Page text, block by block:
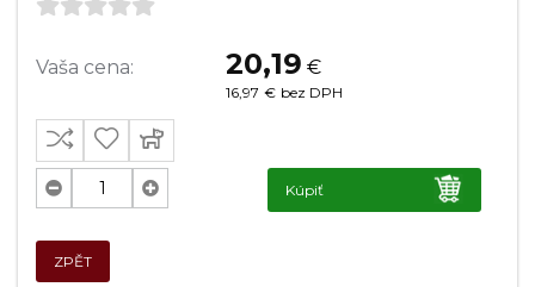
Vaša cena: 20,19 €
16,97 € bez DPH
Kúpiť
ZPĚT